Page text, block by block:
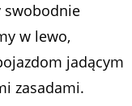
swobodnie
w lewo,
jadącym
zasadami.